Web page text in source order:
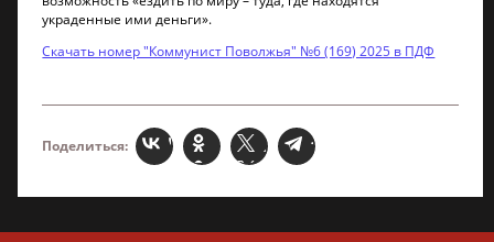
украденные ими деньги».
Скачать номер "Коммунист Поволжья" №6 (169) 2025 в ПДФ
Поделиться: